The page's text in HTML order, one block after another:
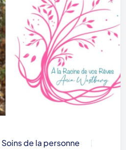
Soins de la personne